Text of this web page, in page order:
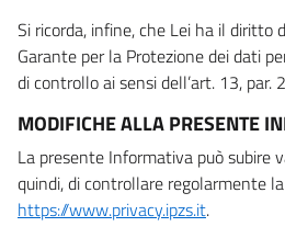
Si ricorda, infine, che Lei ha il diritto
Garante per la Protezione dei dati
di controllo ai sensi dell’art. 13, par.
MODIFICHE ALLA PRESENTE
La presente Informativa può subire
quindi, di controllare regolarmente
https://www.privacy.ipzs.it.